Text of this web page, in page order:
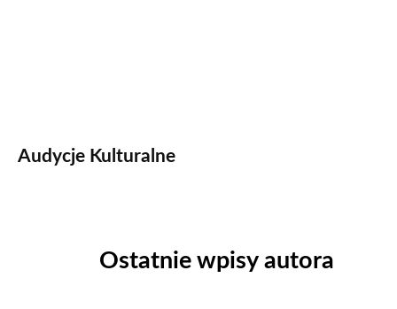
Audycje Kulturalne
Ostatnie wpisy autora